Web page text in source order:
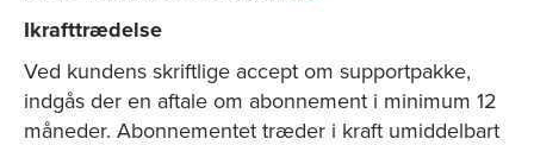
Ikrafttrædelse
Ved kundens skriftlige accept om supportpakke,
indgås der en aftale om abonnement i minimum 12
måneder. Abonnementet træder i kraft umiddelbart